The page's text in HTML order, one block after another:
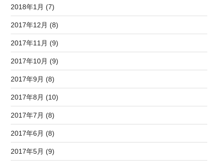
2018年1月 (7)
2017年12月 (8)
2017年11月 (9)
2017年10月 (9)
2017年9月 (8)
2017年8月 (10)
2017年7月 (8)
2017年6月 (8)
2017年5月 (9)